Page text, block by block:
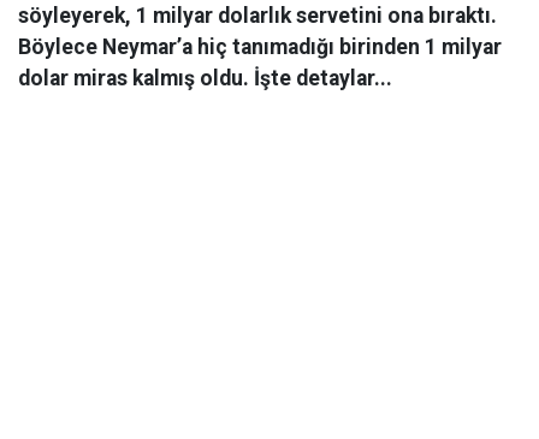
söyleyerek, 1 milyar dolarlık servetini ona bıraktı.
Böylece Neymar’a hiç tanımadığı birinden 1 milyar
dolar miras kalmış oldu. İşte detaylar...